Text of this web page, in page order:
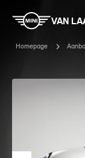
VAN
Homepage